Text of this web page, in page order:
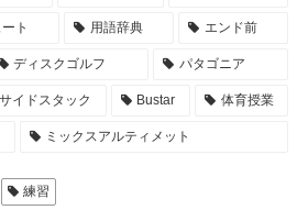
ト 用語辞典 エンド前
ディスクゴルフ パタゴニア
サイドスタック Bustar 体育授業
ミックスアルティメット
練習